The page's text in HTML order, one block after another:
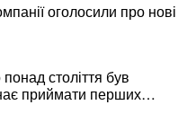
оголосили про нові
століття був
приймати перших